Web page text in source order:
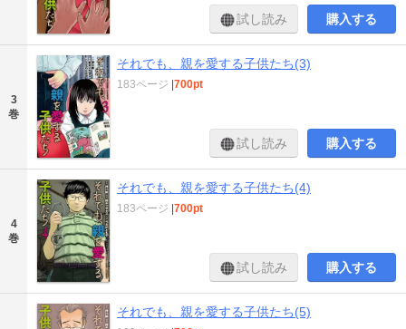
試し読み 購入する
3
巻
それでも、親を愛する子供たち(3)
183ページ |700pt
試し読み 購入する
4
巻
それでも、親を愛する子供たち(4)
183ページ |700pt
試し読み 購入する
それでも、親を愛する子供たち(5)